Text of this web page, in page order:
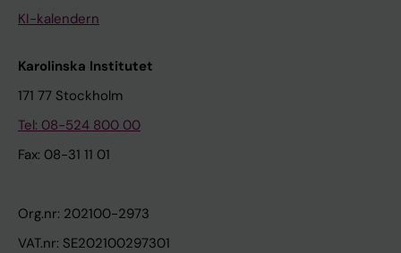
KI-kalendern
Karolinska Institutet
171 77 Stockholm
Tel: 08-524 800 00
Fax: 08-31 11 01
Org.nr: 202100-2973
VAT.nr: SE202100297301